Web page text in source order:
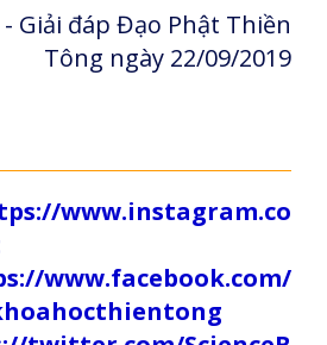
- Giải đáp Đạo Phật Thiền
Tông ngày 22/09/2019
www.instagram.co
www.facebook.com/